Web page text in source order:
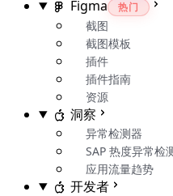
Figma 热门
截图
截图模板
插件
插件指南
资源
洞察
异常检测器
SAP 热度异常检
应用流量趋势
开发者